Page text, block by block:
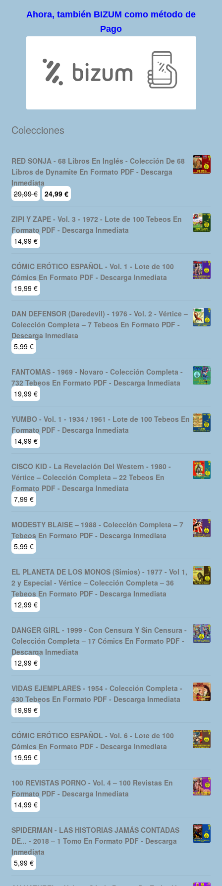
Ahora, también BIZUM como método de
Pago
Colecciones
RED SONJA - 68 Libros En Inglés - Colección De 68
Libros de Dynamite En Formato PDF - Descarga
Inmediata
29,99€
El
precio
original
era:
24,99 €
actual
24,99 €.
ZIPI Y ZAPE - Vol. 3 - 1972 - Lote de 100 Tebeos En
Formato PDF - Descarga Inmediata
14,99 €
CÓMIC ERÓTICO ESPAÑOL - Vol. 1 - Lote de 100
Cómics En Formato PDF - Descarga Inmediata
19,99 €
DAN DEFENSOR (Daredevil) - 1976 - Vol. 2 - Vértice –
Colección Completa – 7 Tebeos En Formato PDF -
Descarga Inmediata
5,99 €
FANTOMAS - 1969 - Novaro - Colección Completa -
732 Tebeos En Formato PDF - Descarga Inmediata
19,99 €
YUMBO - Vol. 1 - 1934 / 1961 - Lote de 100 Tebeos En
Formato PDF - Descarga Inmediata
14,99 €
CISCO KID - La Revelación Del Western - 1980 -
Vértice – Colección Completa – 22 Tebeos En
Formato PDF - Descarga Inmediata
7,99 €
MODESTY BLAISE – 1988 - Colección Completa – 7
Tebeos En Formato PDF - Descarga Inmediata
5,99 €
EL PLANETA DE LOS MONOS (Simios) - 1977 - Vol 1,
2 y Especial - Vértice – Colección Completa – 36
Tebeos En Formato PDF - Descarga Inmediata
12,99 €
DANGER GIRL - 1999 - Con Censura Y Sin Censura -
Colección Completa – 17 Cómics En Formato PDF -
Descarga Inmediata
12,99 €
VIDAS EJEMPLARES - 1954 - Colección Completa -
430 Tebeos En Formato PDF - Descarga Inmediata
19,99 €
CÓMIC ERÓTICO ESPAÑOL - Vol. 6 - Lote de 100
Cómics En Formato PDF - Descarga Inmediata
19,99 €
100 REVISTAS PORNO - Vol. 4 – 100 Revistas En
Formato PDF - Descarga Inmediata
14,99 €
SPIDERMAN - LAS HISTORIAS JAMÁS CONTADAS
DE... - 2018 – 1 Tomo En Formato PDF - Descarga
Inmediata
5,99 €